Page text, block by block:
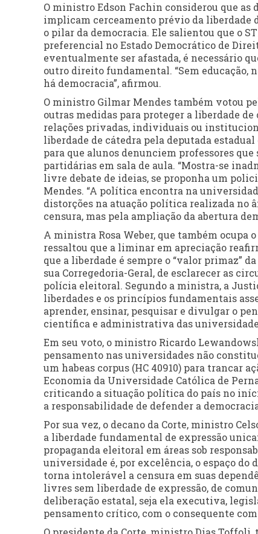
O ministro Edson Fachin considerou que
implicam cerceamento prévio da liberdade
o pilar da democracia. Ele salientou que o
preferencial no Estado Democrático de
eventualmente ser afastada, é necessário
outro direito fundamental. “Sem educação,
há democracia”, afirmou.
O ministro Gilmar Mendes também votou
outras medidas para proteger a liberdade
relações privadas, individuais ou
liberdade de cátedra pela deputada
para que alunos denunciem professores
partidárias em sala de aula. “Mostra-se
livre debate de ideias, se proponha um
Mendes. “A política encontra na
distorções na atuação política realizada no
censura, mas pela ampliação da abertura
A ministra Rosa Weber, que também ocupa
ressaltou que a liminar em apreciação
que a liberdade é sempre o “valor primaz”
sua Corregedoria-Geral, de esclarecer as
polícia eleitoral. Segundo a ministra, a
liberdades e os princípios fundamentais
aprender, ensinar, pesquisar e divulgar o
científica e administrativa das
Em seu voto, o ministro Ricardo
pensamento nas universidades não
um habeas corpus (HC 40910) para trancar
Economia da Universidade Católica de
criticando a situação política do país no
a responsabilidade de defender a
Por sua vez, o decano da Corte, ministro
a liberdade fundamental de expressão
propaganda eleitoral em áreas sob
universidade é, por excelência, o espaço do
torna intolerável a censura em suas
livres sem liberdade de expressão, de
deliberação estatal, seja ela executiva,
pensamento crítico, com o consequente